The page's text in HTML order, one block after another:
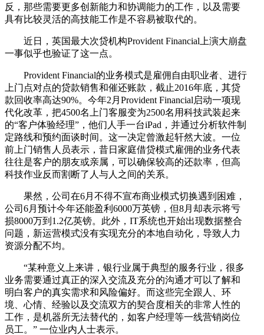
反，那些需要更多创新能力和协调能力的工作，以及需要
具有比较灵活的高技能工作是不容易被取代的。
近日，英国最大次贷机构Provident Financial上演大崩盘
一事似乎也验证了这一点。
Provident Financial的业务模式是雇佣自由职业者、进行
上门点对点的贷款销售和催还账款，截止2016年底，其贷
款回收率高达90%。今年2月Provident Financial启动一项现
代化改革，把4500名上门客服变为2500名用科技武装起来
的“客户体验经理”，他们人手一台iPad，并通过分析软件制
定路线和预约面谈时间。这一决定曾激起轩然大波。一位
前上门销售人员表示，昔日家庭借贷模式雇佣的业务代表
往往是客户的朋友或亲属，可以确保较高的还款率，但高
科技作业反而割断了人与人之间的关系。
果然，公司在6月不得不宣布商业模式切换遇到困难，
公司6月预计今年还能盈利6000万英镑，但8月却表示将亏
损8000万到1.2亿英镑。此外，IT系统也开始出现数据整合
问题，新运营模式没有实现充分的本地自动化，导致人力
资源分配不均。
“某种意义上来讲，银行业属于典型的服务行业，很多
业务需要通过真正的深入交流及充分的沟通才可以了解和
明白客户的真实需求和风险偏好。而这些完全跟人、环
境、心情、经验以及交流双方的契合度相关的非常人性的
工作，是机器所无法替代的，如客户经理等一线营销岗位
员工。” 一位业内人士表示。